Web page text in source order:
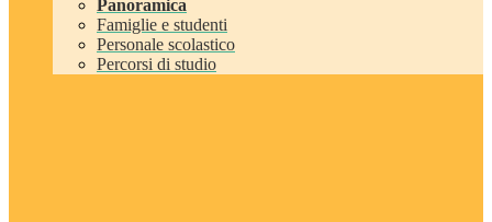
Panoramica
Famiglie e studenti
Personale scolastico
Percorsi di studio